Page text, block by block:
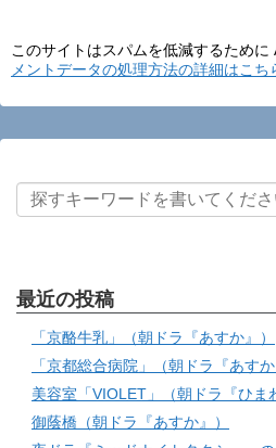
このサイトはスパムを低減するために
メントデータの処理方法の詳細はこ
最近の投稿
「京酪牛乳」（朝ドラ『あすか』）
「京都総合病院」（朝ドラ『あすか
美容室「VIOLET」（朝ドラ『ひま
御蔭橋（朝ドラ『あすか』）